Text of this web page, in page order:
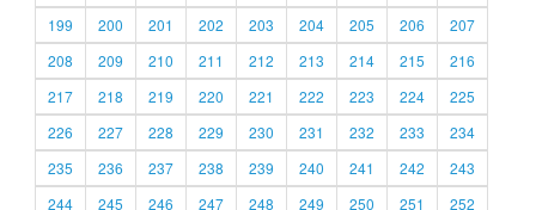
199
200 201 202 203 204 205 206
207
208
209 210 211 212 213 214 215
216
217
218 219 220 221 222 223 224
225
226
227 228 229 230 231 232 233
234
235
236 237 238 239 240 241 242
243
244
245 246 247 248 249 250 251 252